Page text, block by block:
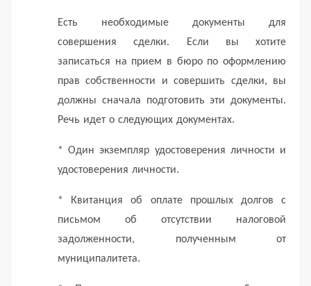
Есть необходимые документы для
совершения сделки.
Если вы хотите
записаться на прием в бюро по оформлению
прав собственности и совершить сделки, вы
должны сначала подготовить эти документы.
Речь идет о следующих документах.
* Один экземпляр удостоверения личности и
удостоверения личности.
* Квитанция об оплате прошлых долгов с
письмом об отсутствии налоговой
задолженности, полученным от
муниципалитета.